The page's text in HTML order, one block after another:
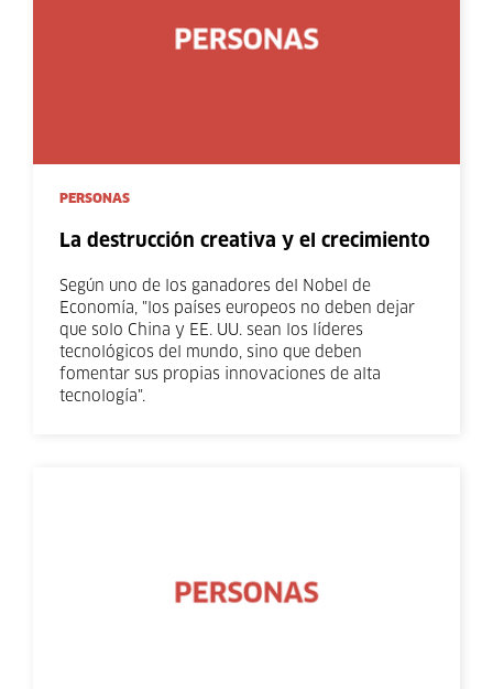
PERSONAS
La destrucción creativa y el crecimiento
Según uno de los ganadores del Nobel de
Economía, "los países europeos no deben dejar
que solo China y EE. UU. sean los líderes
tecnológicos del mundo, sino que deben
fomentar sus propias innovaciones de alta
tecnología".